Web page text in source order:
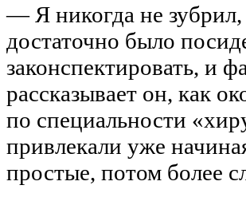
— Я никогда не
достаточно было
законспектировать, и
рассказывает он, как
по специальности
привлекали уже
простые, потом более